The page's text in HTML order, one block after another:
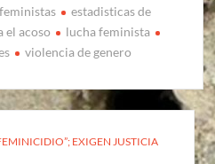
estadisticas de
el acoso
lucha feminista
violencia de genero
EXIGEN JUSTICIA